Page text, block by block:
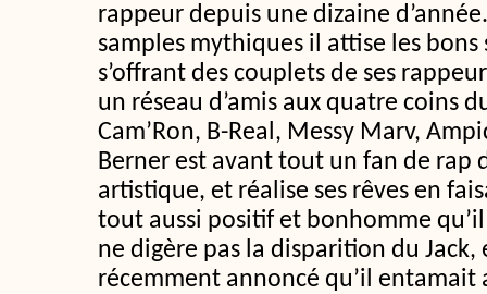
rappeur depuis une dizaine
samples mythiques il attise les bons
s’offrant des couplets de ses
un réseau d’amis aux quatre coins
Cam’Ron, B-Real, Messy Marv,
Berner est avant tout un fan de rap
artistique, et réalise ses rêves en
tout aussi positif et bonhomme
ne digère pas la disparition du Jack,
récemment annoncé qu’il entamait